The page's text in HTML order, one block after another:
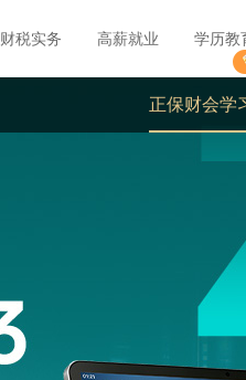
财税实务 高薪就业 学历教
正保财会学